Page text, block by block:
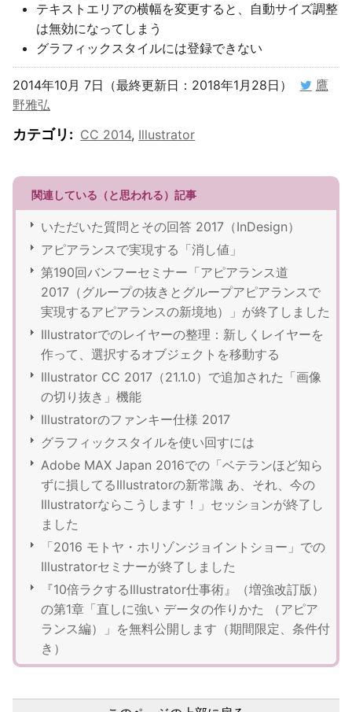
テキストエリアの横幅を変更すると、自動サイズ調整
は無効になってしまう
グラフィックスタイルには登録できない
2014年10月 7日（最終更新日：2018年1月28日）
鷹
野雅弘
カテゴリ : CC 2014, Illustrator
関連している（と思われる）記事
いただいた質問とその回答 2017（InDesign）
アピアランスで実現する「消し値」
第190回バンフーセミナー「アピアランス道
2017（グループの抜きとグループアピアランスで
実現するアピアランスの新境地）」が終了しました
Illustratorでのレイヤーの整理：新しくレイヤーを
作って、選択するオブジェクトを移動する
Illustrator CC 2017（21.1.0）で追加された「画像
の切り抜き」機能
Illustratorのファンキー仕様 2017
グラフィックスタイルを使い回すには
Adobe MAX Japan 2016での「ベテランほど知ら
ずに損してるIllustratorの新常識 あ、それ、今の
Illustratorならこうします！」セッションが終了し
ました
「2016 モトヤ・ホリゾンジョイントショー」での
Illustratorセミナーが終了しました
『10倍ラクするIllustrator仕事術』（増強改訂版）
の第1章「直しに強い データの作りかた （アピア
ランス編）」を無料公開します（期間限定、条件付
き）